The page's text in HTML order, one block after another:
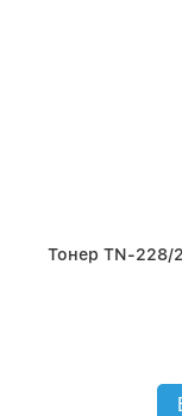
Тонер TN-228/